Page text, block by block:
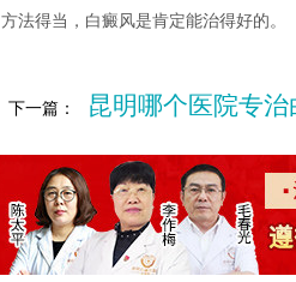
方法得当，白癜风是肯定能治得好的。
下一篇： 昆明哪个医院专